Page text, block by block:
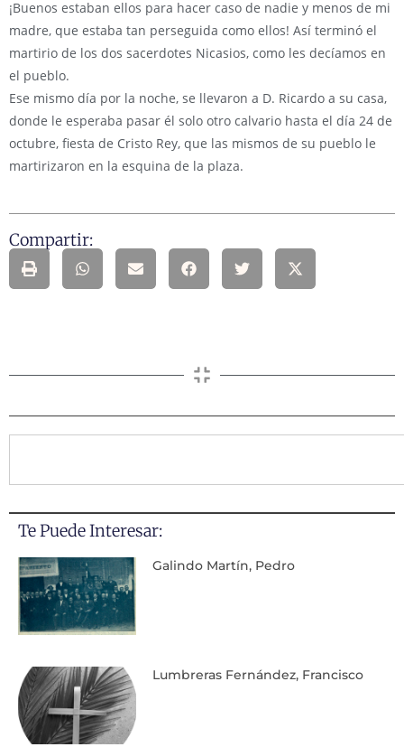
¡Buenos estaban ellos para hacer caso de nadie y menos de mi
madre, que estaba tan perseguida como ellos! Así terminó el
martirio de los dos sacerdotes Nicasios, como les decíamos en
el pueblo.
Ese mismo día por la noche, se llevaron a D. Ricardo a su casa,
donde le esperaba pasar él solo otro calvario hasta el día 24 de
octubre, fiesta de Cristo Rey, que las mismos de su pueblo le
martirizaron en la esquina de la plaza.
Compartir:
Te Puede Interesar:
Galindo Martín, Pedro
Lumbreras Fernández, Francisco